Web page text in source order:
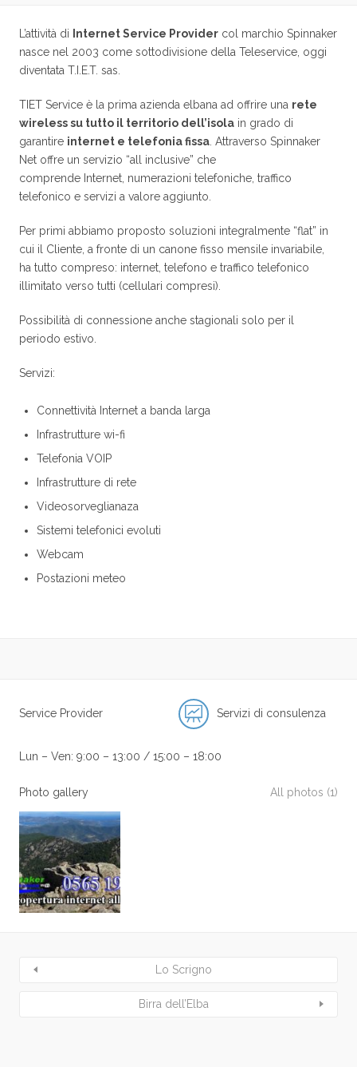
L’attività di Internet Service Provider col marchio Spinnaker
nasce nel 2003 come sottodivisione della Teleservice, oggi
diventata T.I.E.T. sas.
TIET Service è la prima azienda elbana ad offrire una rete
wireless su tutto il territorio dell’isola in grado di
garantire internet e telefonia fissa . Attraverso Spinnaker
Net offre un servizio “all inclusive” che
comprende Internet, numerazioni telefoniche, traffico
telefonico e servizi a valore aggiunto.
Per primi abbiamo proposto soluzioni integralmente “flat” in
cui il Cliente, a fronte di un canone fisso mensile invariabile,
ha tutto compreso: internet, telefono e traffico telefonico
illimitato verso tutti (cellulari compresi).
Possibilità di connessione anche stagionali solo per il
periodo estivo.
Servizi:
Connettività Internet a banda larga
Infrastrutture wi-fi
Telefonia VOIP
Infrastrutture di rete
Videosorveglianaza
Sistemi telefonici evoluti
Webcam
Postazioni meteo
Service Provider Servizi di consulenza
Lun – Ven: 9:00 – 13:00 / 15:00 – 18:00
Photo gallery All photos (1)
Lo Scrigno
Birra dell’Elba